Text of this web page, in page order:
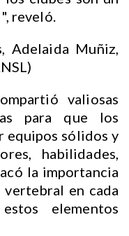
reveló.
Adelaida Muñiz,
valiosas
para que los
equipos sólidos y
habilidades,
la importancia
en cada
elementos